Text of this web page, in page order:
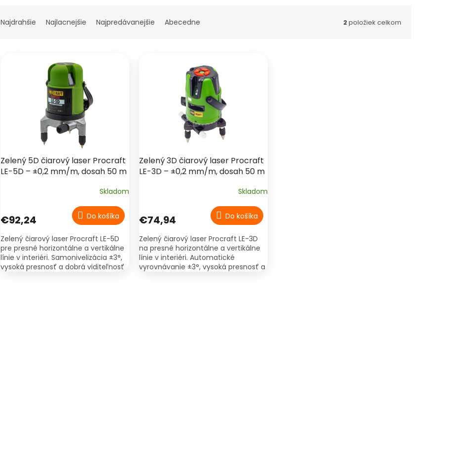
a
o
Najdrahšie Najlacnejšie Najpredávanejšie Abecedne 2položiek celkom
Zelený 5D čiarový laser Procraft
LE-5D – ±0,2 mm/m, dosah 50 m
Skladom
€92,24 Do košíka
Zelený čiarový laser Procraft LE-5D
pre presné horizontálne a vertikálne
línie v interiéri. Samonivelizácia ±3°,
vysoká presnosť a dobrá viditeľnosť
Zelený 3D čiarový laser Procraft
LE-3D – ±0,2 mm/m, dosah 50 m
Skladom
€74,94 Do košíka
Zelený čiarový laser Procraft LE-3D
na presné horizontálne a vertikálne
línie v interiéri. Automatické
vyrovnávanie ±3°, vysoká presnosť a